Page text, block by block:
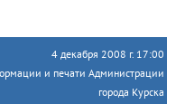
4 декабря 2008 г. 17:00
и печати Администрации
города Курска